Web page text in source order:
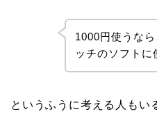
1000円使うな
ッチのソフトに
というふうに考える人もい